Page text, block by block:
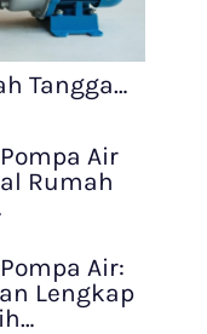
Tangga…
Air
Rumah
Air:
Lengkap